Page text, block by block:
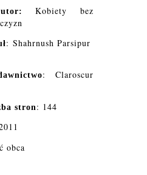
Kobiety bez
: Shahrnush Parsipur
: Claroscur
stron : 144
obca